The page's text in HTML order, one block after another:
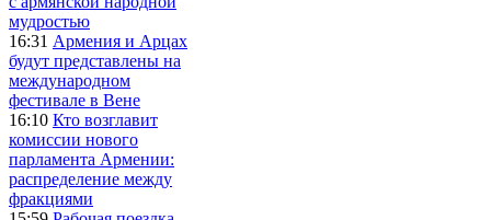
мудростью
16:31 Армения и Арцах
будут представлены на
международном
фестивале в Вене
16:10 Кто возглавит
комиссии нового
парламента Армении:
распределение между
фракциями